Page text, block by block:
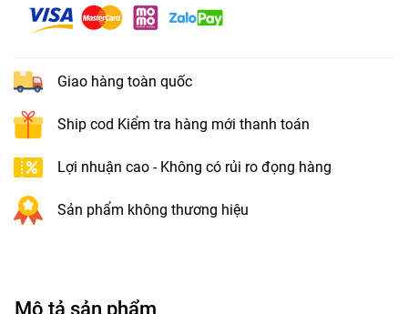
Giao hàng toàn quốc
Ship cod Kiểm tra hàng mới thanh toán
Lợi nhuận cao - Không có rủi ro đọng hàng
Sản phẩm không thương hiệu
Mô tả sản phẩm